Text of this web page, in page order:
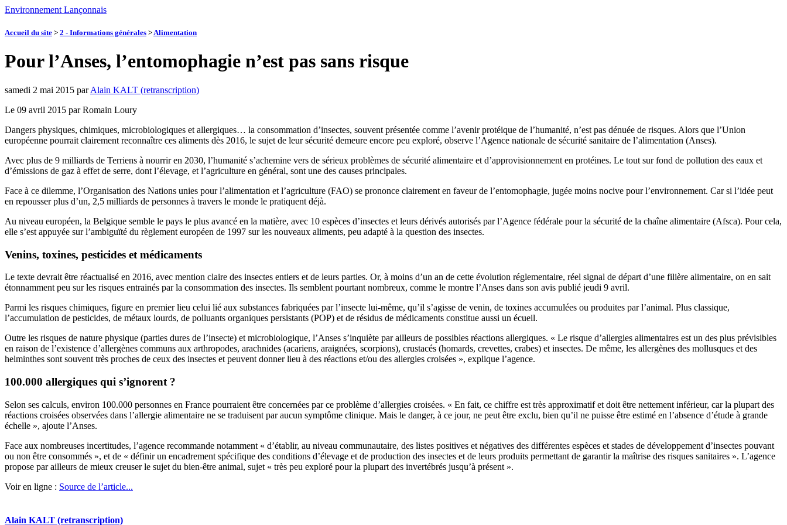
Environnement Lançonnais
Accueil du site > 2 - Informations générales >Alimentation
Pour l’Anses, l’entomophagie n’est pas sans risque
samedi 2 mai 2015 parAlain KALT (retranscription)
Le 09 avril 2015 par Romain Loury
Dangers physiques, chimiques, microbiologiques et allergiques… la consommation d’insectes, souvent présentée comme l’avenir protéique de l’humanité, n’est pas dénuée de risques. Alors que l’Union
européenne pourrait clairement reconnaître ces aliments dès 2016, le sujet de leur sécurité demeure encore peu exploré, observe l’Agence nationale de sécurité sanitaire de l’alimentation (Anses).
Avec plus de 9 milliards de Terriens à nourrir en 2030, l’humanité s’achemine vers de sérieux problèmes de sécurité alimentaire et d’approvisionnement en protéines. Le tout sur fond de pollution des eaux et
d’émissions de gaz à effet de serre, dont l’élevage, et l’agriculture en général, sont une des causes principales.
Face à ce dilemme, l’Organisation des Nations unies pour l’alimentation et l’agriculture (FAO) se prononce clairement en faveur de l’entomophagie, jugée moins nocive pour l’environnement. Car si l’idée peut
en repousser plus d’un, 2,5 milliards de personnes à travers le monde le pratiquent déjà.
Au niveau européen, la Belgique semble le pays le plus avancé en la matière, avec 10 espèces d’insectes et leurs dérivés autorisés par l’Agence fédérale pour la sécurité de la chaîne alimentaire (Afsca). Pour cela,
elle s’est appuyée sur l’ambiguïté du règlement européen de 1997 sur les nouveaux aliments, peu adapté à la question des insectes.
Venins, toxines, pesticides et médicaments
Le texte devrait être réactualisé en 2016, avec mention claire des insectes entiers et de leurs parties. Or, à moins d’un an de cette évolution réglementaire, réel signal de départ d’une filière alimentaire, on en sait
étonnamment peu sur les risques entrainés par la consommation des insectes. Ils semblent pourtant nombreux, comme le montre l’Anses dans son avis publié jeudi 9 avril.
Parmi les risques chimiques, figure en premier lieu celui lié aux substances fabriquées par l’insecte lui-même, qu’il s’agisse de venin, de toxines accumulées ou produites par l’animal. Plus classique,
l’accumulation de pesticides, de métaux lourds, de polluants organiques persistants (POP) et de résidus de médicaments constitue aussi un écueil.
Outre les risques de nature physique (parties dures de l’insecte) et microbiologique, l’Anses s’inquiète par ailleurs de possibles réactions allergiques. « Le risque d’allergies alimentaires est un des plus prévisibles
en raison de l’existence d’allergènes communs aux arthropodes, arachnides (acariens, araignées, scorpions), crustacés (homards, crevettes, crabes) et insectes. De même, les allergènes des mollusques et des
helminthes sont souvent très proches de ceux des insectes et peuvent donner lieu à des réactions et/ou des allergies croisées », explique l’agence.
100.000 allergiques qui s’ignorent ?
Selon ses calculs, environ 100.000 personnes en France pourraient être concernées par ce problème d’allergies croisées. « En fait, ce chiffre est très approximatif et doit être nettement inférieur, car la plupart des
réactions croisées observées dans l’allergie alimentaire ne se traduisent par aucun symptôme clinique. Mais le danger, à ce jour, ne peut être exclu, bien qu’il ne puisse être estimé en l’absence d’étude à grande
échelle », ajoute l’Anses.
Face aux nombreuses incertitudes, l’agence recommande notamment « d’établir, au niveau communautaire, des listes positives et négatives des différentes espèces et stades de développement d’insectes pouvant
ou non être consommés », et de « définir un encadrement spécifique des conditions d’élevage et de production des insectes et de leurs produits permettant de garantir la maîtrise des risques sanitaires ». L’agence
propose par ailleurs de mieux creuser le sujet du bien-être animal, sujet « très peu exploré pour la plupart des invertébrés jusqu’à présent ».
Voir en ligne : Source de l’article...
Alain KALT (retranscription)